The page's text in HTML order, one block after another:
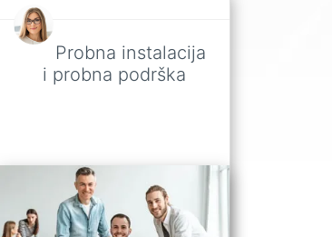
Probna instalacija
i probna podrška